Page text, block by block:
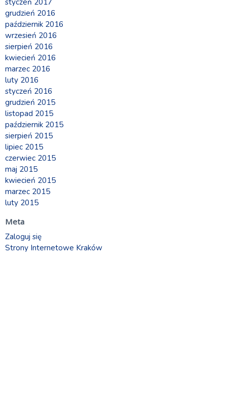
grudzień 2016
październik 2016
wrzesień 2016
sierpień 2016
kwiecień 2016
marzec 2016
luty 2016
styczeń 2016
grudzień 2015
listopad 2015
październik 2015
sierpień 2015
lipiec 2015
czerwiec 2015
maj 2015
kwiecień 2015
marzec 2015
luty 2015
Meta
Zaloguj się
Strony Internetowe Kraków